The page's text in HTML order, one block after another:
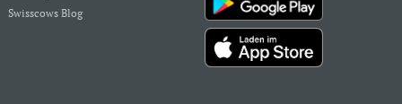
Swisscows Blog